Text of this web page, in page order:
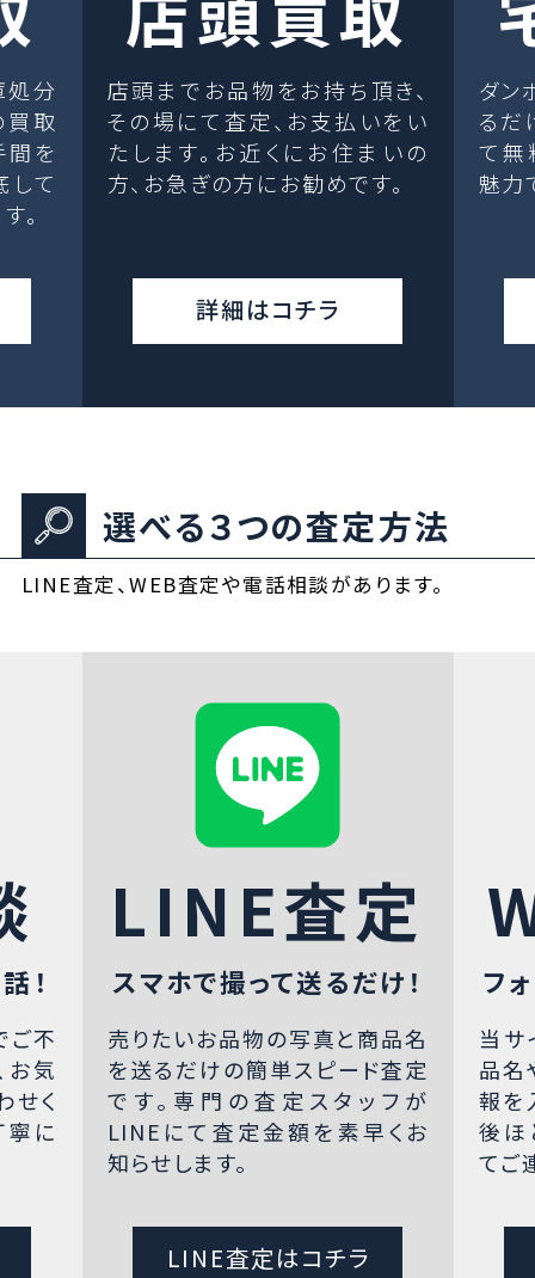
処分
取
間を
して
。
店頭までお品物をお持ち頂き、
その場にて査定、お支払いをい
たします。お近くにお住まいの
方、お急ぎの方にお勧めです。
詳細はコチラ
ダン
るだ
て無
魅力
選べる３つの査定方法
LINE査定、WEB査定や電話相談があります。
！
ご不
お気
せく
寧に
LINE査定
スマホで撮って送るだけ！
売りたいお品物の写真と商品名
を送るだけの簡単スピード査定
です。専門の査定スタッフが
LINEにて査定金額を素早くお
知らせします。
LINE査定はコチラ
フ
当サ
品名
報を
後ほ
てご